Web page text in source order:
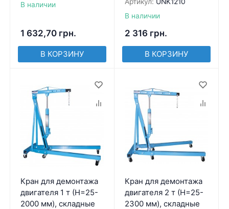
В наличии
1 632,70 грн.
В КОРЗИНУ
В наличии
2 316 грн.
В КОРЗИНУ
Кран для демонтажа
двигателя 1 т (Н=25-
2000 мм), складные
Кран для демонтажа
двигателя 2 т (Н=25-
2300 мм), складные